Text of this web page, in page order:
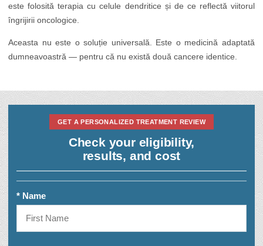
este folosită terapia cu celule dendritice și de ce reflectă viitorul
îngrijirii oncologice.
Aceasta nu este o soluție universală. Este o medicină adaptată
dumneavoastră — pentru că nu există două cancere identice.
GET A PERSONALIZED TREATMENT REVIEW
Check your eligibility,
results, and cost
* Name